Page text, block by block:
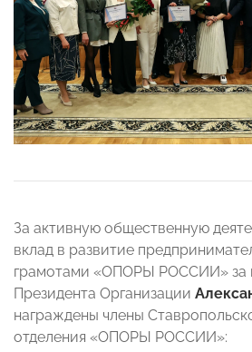
За активную общественную
вклад в развитие
грамотами «ОПОРЫ РОССИИ» за
Президента Организации
награждены члены
отделения «ОПОРЫ РОССИИ»: